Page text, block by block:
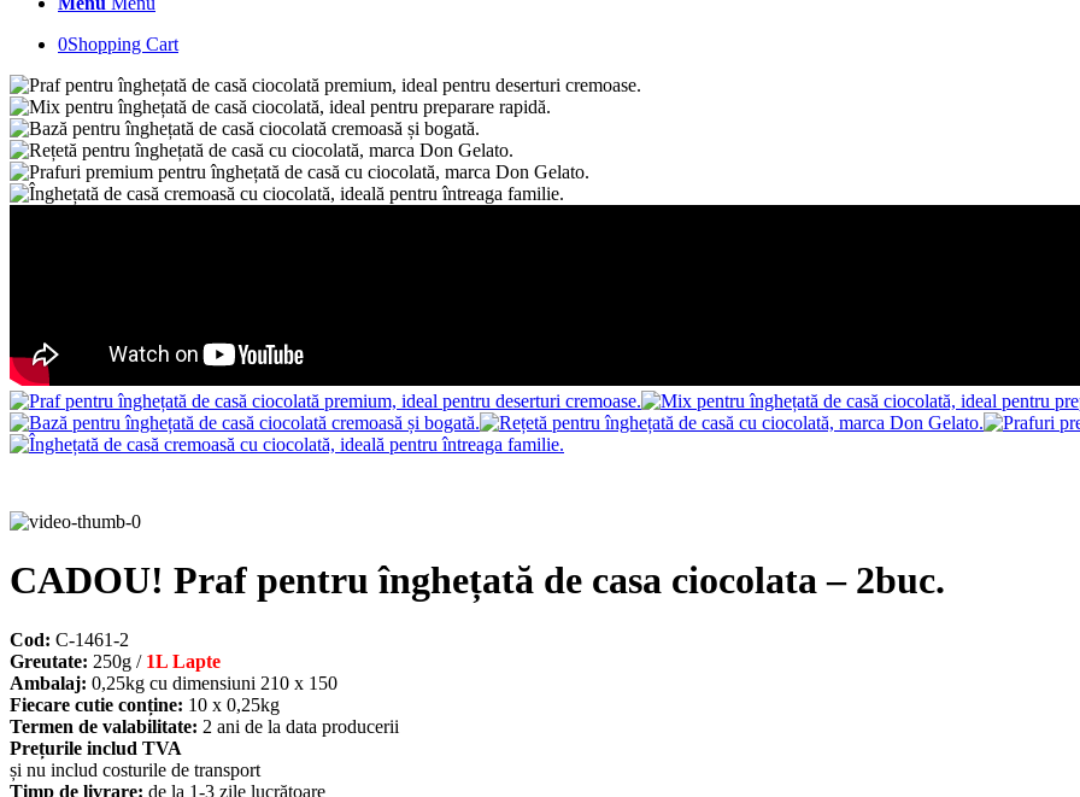
0Shopping Cart
CADOU! Praf pentru înghețată de casa ciocolata – 2buc.
Cod: C-1461-2
Greutate: 250g / 1L Lapte
Ambalaj: 0,25kg cu dimensiuni 210 х 150
Fiecare cutie conține: 10 х 0,25kg
Termen de valabilitate: 2 ani de la data producerii
Prețurile includ TVA
și nu includ costurile de transport
Timp de livrare: de la 1-3 zile lucrătoare